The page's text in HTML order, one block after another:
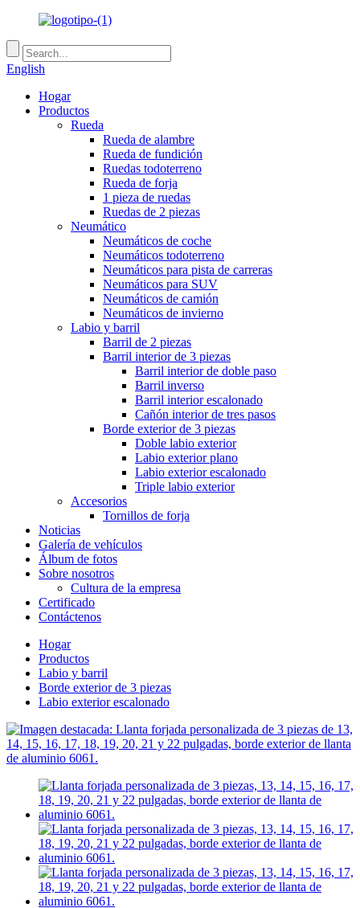
English
Hogar
Productos
Rueda
Rueda de alambre
Rueda de fundición
Ruedas todoterreno
Rueda de forja
1 pieza de ruedas
Ruedas de 2 piezas
Neumático
Neumáticos de coche
Neumáticos todoterreno
Neumáticos para pista de carreras
Neumáticos para SUV
Neumáticos de camión
Neumáticos de invierno
Labio y barril
Barril de 2 piezas
Barril interior de 3 piezas
Barril interior de doble paso
Barril inverso
Barril interior escalonado
Cañón interior de tres pasos
Borde exterior de 3 piezas
Doble labio exterior
Labio exterior plano
Labio exterior escalonado
Triple labio exterior
Accesorios
Tornillos de forja
Noticias
Galería de vehículos
Álbum de fotos
Sobre nosotros
Cultura de la empresa
Certificado
Contáctenos
Hogar
Productos
Labio y barril
Borde exterior de 3 piezas
Labio exterior escalonado